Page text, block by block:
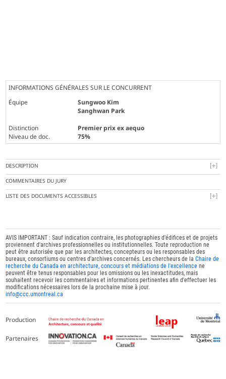
INFORMATIONS GÉNÉRALES SUR LE CONCURRENT
Équipe
Sungwoo Kim
Sanghwan Park
Distinction
Premier prix ex aequo
Niveau de doc.
75%
DESCRIPTION
COMMENTAIRES DU JURY
LISTE DES DOCUMENTS ACCESSIBLES
AVIS IMPORTANT : Sauf indication contraire, les photographies d'édifices et de projets
proviennent d'archives professionnelles ou institutionnelles. Toute reproduction ne
peut être autorisée que par les architectes, concepteurs ou les responsables des
bureaux, consortiums ou centres d'archives concernés. Les chercheurs de laChaire de
recherche du Canada en architecture, concours et médiations de l'excellence ne
peuvent être tenus responsables pour les omissions ou les inexactitudes, mais
souhaitent recevoir les commentaires et informations pertinentes afin d'effectuer les
modifications nécessaires lors de la prochaine mise à jour.
info@ccc.umontreal.ca
Production
Partenaires